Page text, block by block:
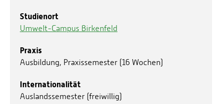
Studienort
Umwelt-Campus Birkenfeld
Praxis
Ausbildung, Praxissemester (16 Wochen)
Internationalität
Auslandssemester (freiwillig)